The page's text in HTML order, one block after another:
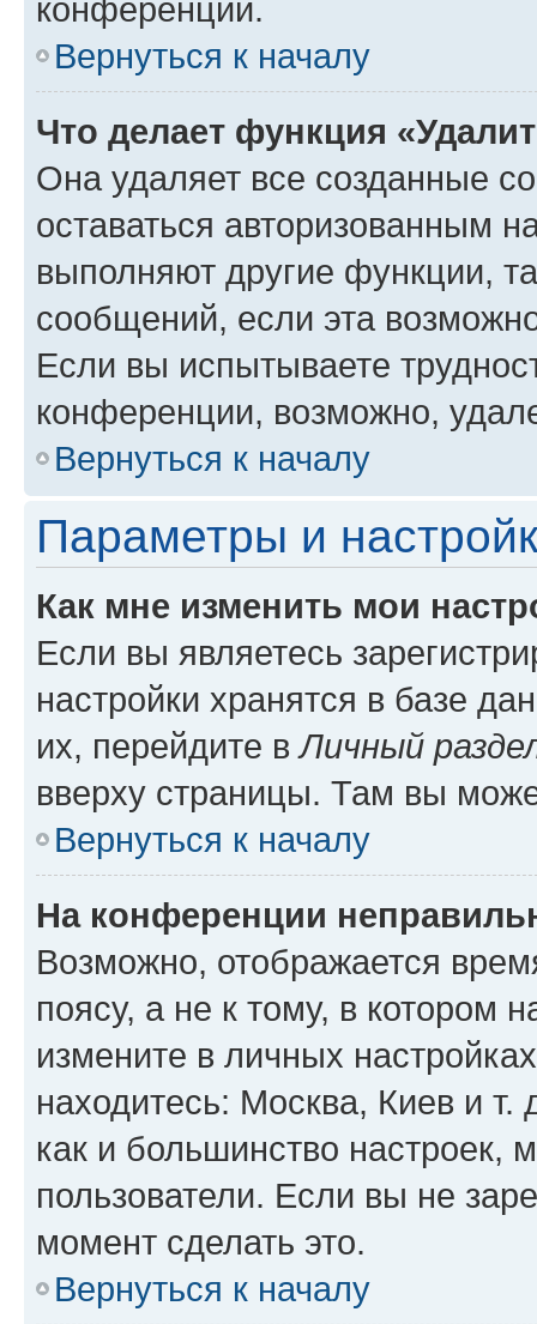
конференции.
Вернуться к началу
Что делает функция
Она удаляет все созданные
оставаться авторизованным
выполняют другие функции,
сообщений, если эта
Если вы испытываете
конференции, возможно,
Вернуться к началу
Параметры и
Как мне изменить мои
Если вы являетесь
настройки хранятся в базе
их, перейдите вЛичный
вверху страницы. Там вы
Вернуться к началу
На конференции
Возможно, отображается
поясу, а не к тому, в котором
измените в личных
находитесь: Москва, Киев и т.
как и большинство настроек,
пользователи. Если вы не
момент сделать это.
Вернуться к началу